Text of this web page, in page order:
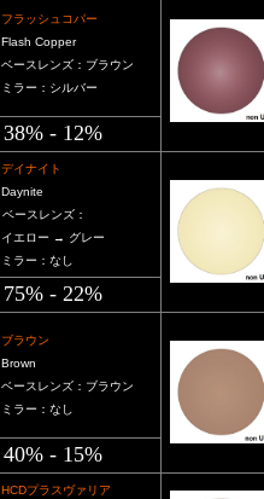
フラッシュコパー
Flash Copper
ベースレンズ：ブラウン
ミラー：シルバー
38% - 12%
デイナイト
Daynite
ベースレンズ：
イエロー → グレー
ミラー：なし
75% - 22%
ブラウン
Brown
ベースレンズ：ブラウン
ミラー：なし
40% - 15%
HCDプラスヴァリア